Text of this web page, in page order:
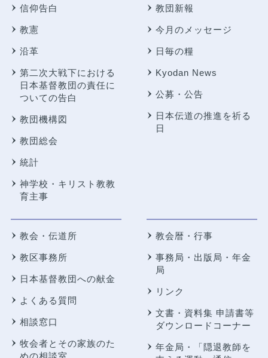
信仰告白
教憲
沿革
第二次大戦下における
日本基督教団の責任に
ついての告白
教団機構図
教団総会
統計
神学校・キリスト教教
育主事
教団新報
今月のメッセージ
日毎の糧
Kyodan News
公募・公告
日本伝道の推進を祈る
日
教会・伝道所
教区事務所
日本基督教団への献金
よくある質問
相談窓口
牧会者とその家族のた
めの相談室
教会暦・行事
事務局・出版局・年金
局
リンク
文書・資料集 申請書等
ダウンロードコーナー
年金局・
「隠退教師を